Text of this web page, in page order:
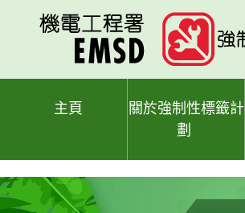
主頁
關於強制性標籤計
劃